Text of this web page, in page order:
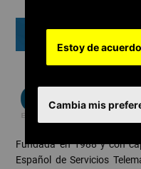
Estoy de acuerdo
Cambia mis
Fundada en 1988 y con
Español de Servicios